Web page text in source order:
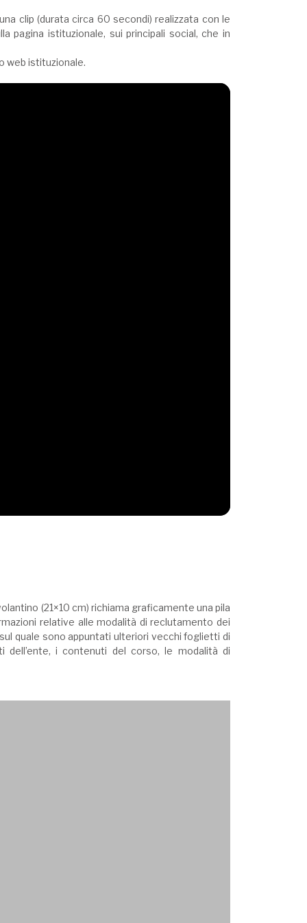
clip (durata circa 60 secondi) realizzata con le
pagina istituzionale, sui principali social, che in
web istituzionale.
(21×10 cm) richiama graficamente una pila
relative alle modalità di reclutamento dei
quale sono appuntati ulteriori vecchi foglietti di
i contenuti del corso, le modalità di